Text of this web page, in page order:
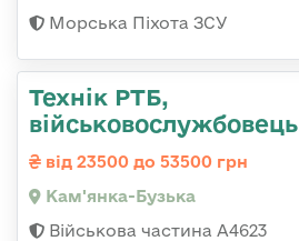
Морська Піхота ЗСУ
Технік РТБ,
військовослужбовець
від 23500 до 53500 грн
Кам'янка-Бузька
Військова частина А4623